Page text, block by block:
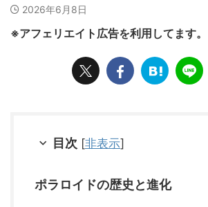
2026年6月8日
※アフェリエイト広告を利用してます。
目次 [非表示]
ポラロイドの歴史と進化